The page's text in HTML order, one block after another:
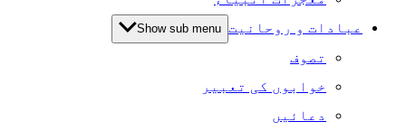
عبادات و روحانیت Show sub menu
تصوف
خوابوں کی تعبیر
دعائیں